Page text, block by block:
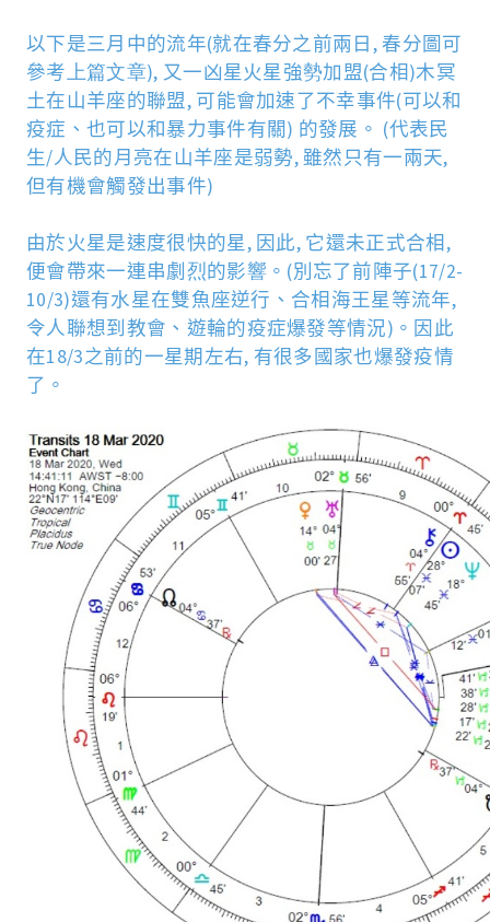
以下是三月中的流年(就在春分之前兩日 , 春分圖可
參考上篇文章), 又一凶星火星強勢加盟(合相)木冥
土在山羊座的聯盟, 可能會加速了不幸事件(可以和
疫症、也可以和暴力事件有關) 的發展。 (代表民
生/人民的月亮在山羊座是弱勢, 雖然只有一兩天,
但有機會觸發出事件)
由於火星是速度很快的星, 因此, 它還未正式合相 ,
便會帶來一連串劇 烈的影響。 (別忘了前陣子(17/2-
10/3)還有水星在雙魚座逆行、合相海王星等流年,
令人聯想到教會、遊輪的疫症爆發等情況) 。因此
在18/3之前的一星期左右, 有很多國家也爆發疫情
了。